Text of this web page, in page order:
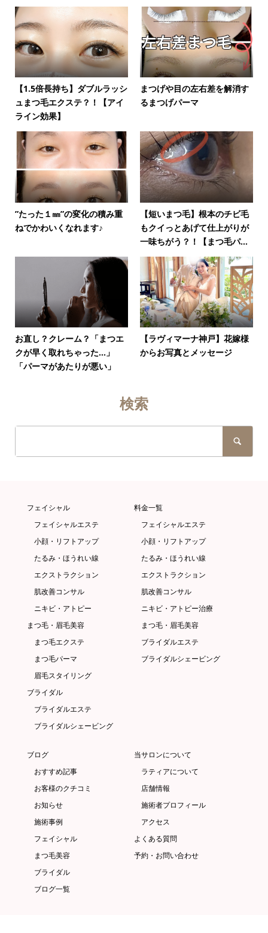
【1.5倍長持ち】ダブルラッシ
ュまつ毛エクステ？！【アイ
ライン効果】
まつげや目の左右差を解消す
るまつげパーマ
”たった１㎜”の変化の積み重
ねでかわいくなれます♪
【短いまつ毛】根本のチビ毛
もクイっとあげて仕上がりが
一味ちがう？！【まつ毛パ...
お直し？クレーム？「まつエ
クが早く取れちゃった…」
「パーマがあたりが悪い」
【ラヴィマーナ神戸】花嫁様
からお写真とメッセージ
検索
フェイシャル
フェイシャルエステ
小顔・リフトアップ
たるみ・ほうれい線
エクストラクション
肌改善コンサル
ニキビ・アトピー
まつ毛・眉毛美容
まつ毛エクステ
まつ毛パーマ
眉毛スタイリング
ブライダル
ブライダルエステ
ブライダルシェービング
料金一覧
フェイシャルエステ
小顔・リフトアップ
たるみ・ほうれい線
エクストラクション
肌改善コンサル
ニキビ・アトピー治療
まつ毛・眉毛美容
ブライダルエステ
ブライダルシェービング
ブログ
おすすめ記事
お客様のクチコミ
お知らせ
施術事例
フェイシャル
まつ毛美容
ブライダル
ブログ一覧
当サロンについて
ラティアについて
店舗情報
施術者プロフィール
アクセス
よくある質問
予約・お問い合わせ